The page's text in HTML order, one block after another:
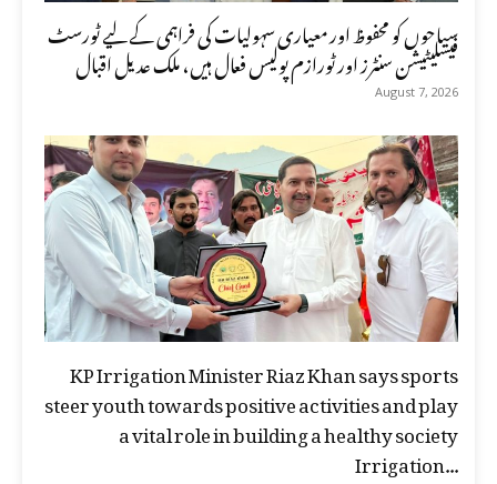
سیاحوں کو محفوظ اور معیاری سہولیات کی فراہمی کے لیے ٹورسٹ
فیسلیٹیشن سنٹرز اور ٹورازم پولیس فعال ہیں، ملک عدیل اقبال
August 7, 2026
KP Irrigation Minister Riaz Khan says sports
steer youth towards positive activities and play
a vital role in building a healthy society
Irrigation...